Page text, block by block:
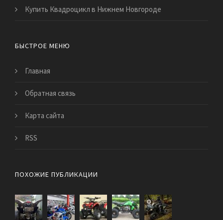
Купить Квадроцикл в Нижнем Новгороде
БЫСТРОЕ МЕНЮ
Главная
Обратная связь
Карта сайта
RSS
ПОХОЖИЕ ПУБЛИКАЦИИ